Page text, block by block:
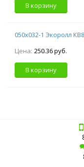
В корзину
050х032-1 Экоролл
Цена: 250.36 руб.
В корзину